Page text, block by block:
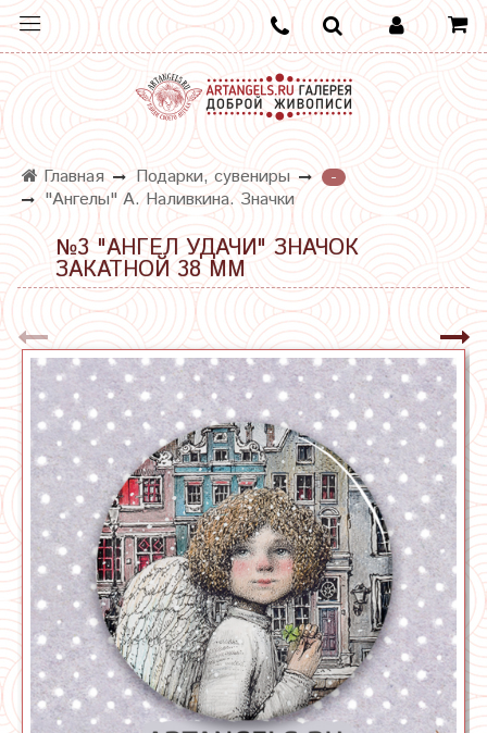
Главная Подарки, сувениры
-
"Ангелы" А. Наливкина. Значки
№3 "АНГЕЛ УДАЧИ" ЗНАЧОК
ЗАКАТНОЙ 38 ММ